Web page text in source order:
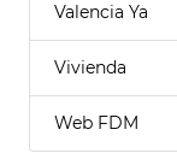
Valencia Ya
Vivienda
Web FDM